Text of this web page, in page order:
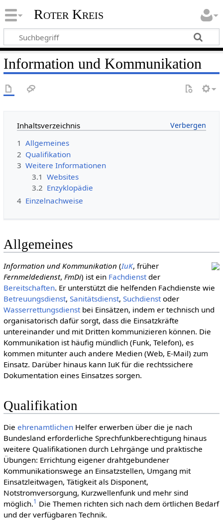
Roter Kreis
Information und Kommunikation
Inhaltsverzeichnis
1 Allgemeines
2 Qualifikation
3 Weitere Informationen
3.1 Websites
3.2 Enzyklopädie
4 Einzelnachweise
Allgemeines
Information und Kommunikation (IuK, früher
Fernmeldedienst, FmDi) ist ein Fachdienstder
Bereitschaften. Er unterstützt die helfenden Fachdienste wie
Betreuungsdienst, Sanitätsdienst, Suchdienstoder
Wasserrettungsdienstbei Einsätzen, indem er technisch und
organisatorisch dafür sorgt, dass die Einsatzkräfte
untereinander und mit Dritten kommunizieren können. Die
Kommunikation ist häufig mündlich (Funk, Telefon), es
kommen mitunter auch andere Medien (Web, E-Mail) zum
Einsatz. Darüber hinaus kann IuK für die rechtssichere
Dokumentation eines Einsatzes sorgen.
Qualifikation
Die ehren­amtlichenHelfer erwerben über die je nach
Bundesland erforderliche Sprechfunkberechtigung hinaus
weitere Qualifikationen durch Lehrgänge und praktische
Übungen: Errichtung eigener drahtgebundener
Kommunikationswege an Einsatzstellen, Umgang mit
Einsatzleitwagen, Tätigkeit als Disponent,
Notstromversorgung, Kurzwellenfunk und mehr sind
möglich.1 Die Themen richten sich nach dem örtlichen Bedarf
und der verfügbaren Technik.